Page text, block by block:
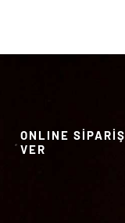
ONLINE SİPARİŞ
VER